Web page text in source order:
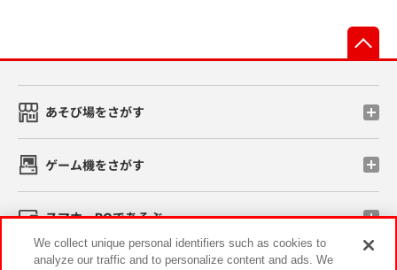
あそび場をさがす
ゲーム機をさがす
スマホ・PCであそぶ
We collect unique personal identifiers such as cookies to
analyze our traffic and to personalize content and ads. We